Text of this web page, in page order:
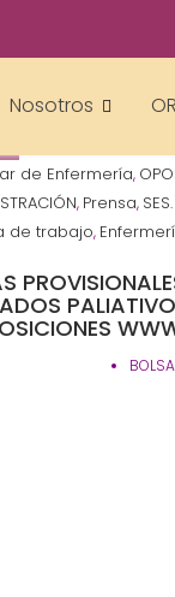
Nosotros
de Enfermería,
, Prensa,
de trabajo,